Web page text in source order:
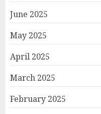
June 2025
May 2025
April 2025
March 2025
February 2025